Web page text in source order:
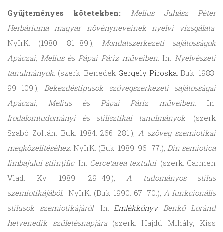
Gyűjteményes kötetekben:
Melius Juhász Péter
Herbáriuma magyar növényneveinek nyelvi vizsgálata.
NyIrK. (1980. 81–89.); Mondatszerkezeti sajátosságok
Apáczai, Melius és Pápai Páriz műveiben. In:Nyelvészeti
tanulmányok. (szerk. Benedek Gergely Piroska. Buk. 1983.
99–109.);Bekezdéstípusok szövegszerkezeti sajátosságai
Apáczai, Melius és Pápai Páriz műveiben. In:
Irodalomtudományi és stilisztikai tanulmányok. (szerk
Szabó Zoltán. Buk. 1984. 266–281.);A szöveg szemiotikai
megközelítéséhez. NyIrK. (Buk. 1989. 96–77.); Din semiotica
limbajului ştiinţific. In: Cercetarea textului. (szerk. Carmen
Vlad. Kv. 1989. 29–49.); A tudományos stílus
szemiotikájából. NyIrK. (Buk. 1990. 67–70.);A funkcionális
stílusok szemiotikájáról. In: EmlékkönyvBenkő Loránd
hetvenedik születésnapjára(szerk. Hajdú Mihály, Kiss